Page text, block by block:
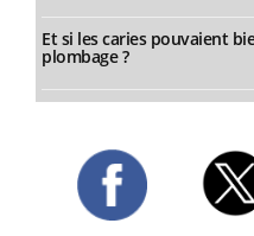
Et si les caries pouvaient
plombage ?